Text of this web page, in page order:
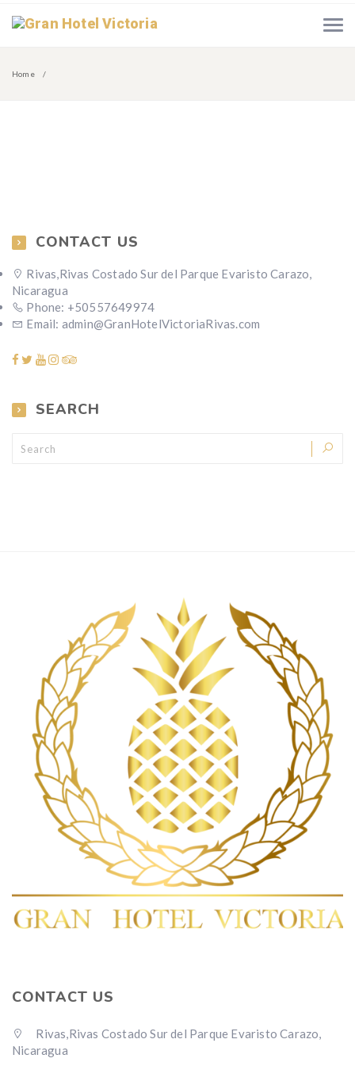
Home
CONTACT US
Rivas,Rivas Costado Sur del Parque Evaristo Carazo,
Nicaragua
Phone: +50557649974
Email: admin@GranHotelVictoriaRivas.com
SEARCH
CONTACT US
Rivas,Rivas Costado Sur del Parque Evaristo Carazo,
Nicaragua